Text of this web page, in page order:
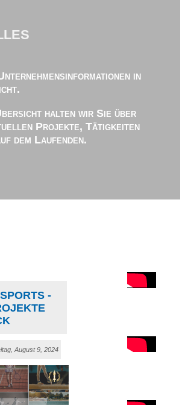
in
halten wir Sie über
Projekte, Tätigkeiten
dem Laufenden.
-
August 9, 2024